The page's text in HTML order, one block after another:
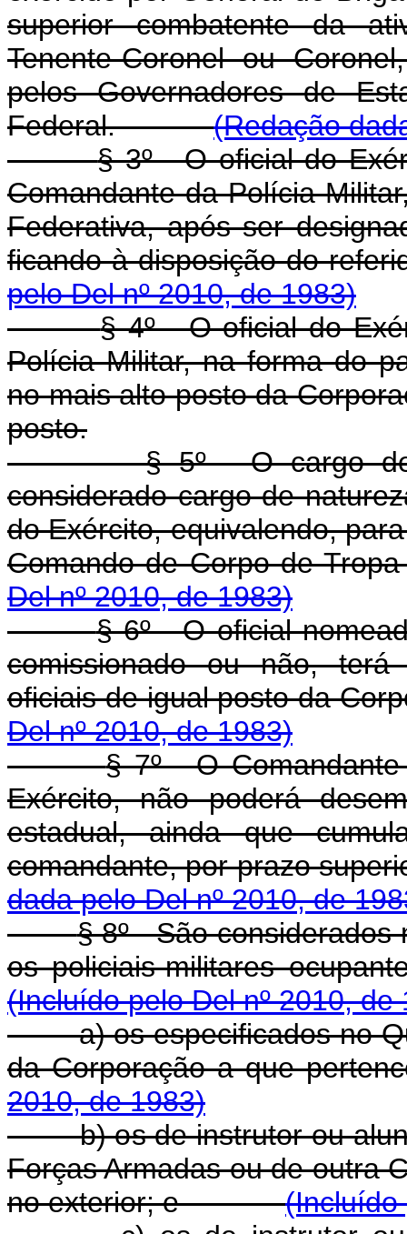
superior combatente da
Tenente-Coronel ou
pelos Governadores de
Federal.(Redação
§ 3º - O oficial do
Comandante da Polícia
Federativa, após ser
ficando à disposição do
pelo Del nº 2010, de 1983)
§ 4º - O oficial do
Polícia Militar, na forma do
no mais alto posto da
posto.
§ 5º - O cargo
considerado cargo de
do Exército, equivalendo,
Comando de Corpo de
Del nº 2010, de 1983)
§ 6º - O oficial
comissionado ou não, terá
oficiais de igual posto
Del nº 2010, de 1983)
§ 7º - O
Exército, não poderá
estadual, ainda que
comandante, por prazo
dada pelo Del nº 2010, de
§ 8º - São
os policiais-militares
(Incluído pelo Del nº 2010, de
a) os especificados no
da Corporação a que
2010, de 1983)
b) os de instrutor ou aluno
Forças Armadas ou de outra
no exterior; e(Incluído